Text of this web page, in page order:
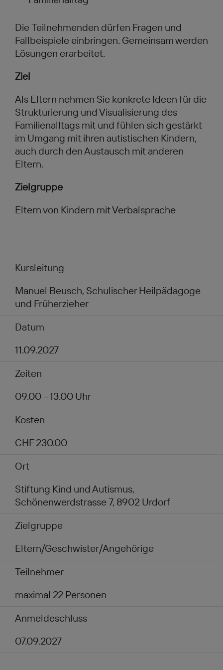
Die Teilnehmenden dürfen Fragen und
Fallbeispiele einbringen. Gemeinsam werden
Lösungen erarbeitet.
Ziel
Als Eltern nehmen Sie konkrete Ideen für die
Strukturierung und Visualisierung des
Familienalltags mit und fühlen sich gestärkt
im Umgang mit ihren autistischen Kindern,
auch durch den Austausch mit anderen
Eltern.
Zielgruppe
Eltern von Kindern mit Verbalsprache
Kursleitung
Manuel Beusch, Schulischer Heilpädagoge
und Früherzieher
Datum
11.09.2027
Zeiten
09.00 – 13.00 Uhr
Kosten
CHF 230.00
Ort
Stiftung Kind und Autismus,
Schönenwerdstrasse 7, 8902 Urdorf
Zielgruppe
Eltern/Geschwister/Angehörige
Teilnehmer
maximal 22 Personen
Anmeldeschluss
07.09.2027